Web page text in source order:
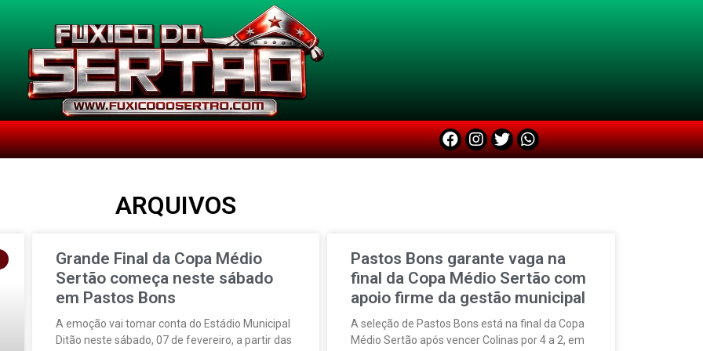
ARQUIVOS
Grande Final da Copa Médio
Sertão começa neste sábado
em Pastos Bons
A emoção vai tomar conta do Estádio Municipal
Ditão neste sábado, 07 de fevereiro, a partir das
Pastos Bons garante vaga na
final da Copa Médio Sertão com
apoio firme da gestão municipal
A seleção de Pastos Bons está na final da Copa
Médio Sertão após vencer Colinas por 4 a 2, em